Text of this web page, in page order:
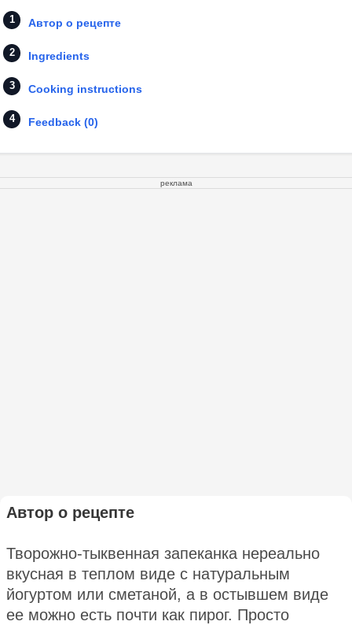
Автор о рецепте
Ingredients
Cooking instructions
Feedback (0)
реклама
Автор о рецепте
Творожно-тыквенная запеканка нереально
вкусная в теплом виде с натуральным
йогуртом или сметаной, а в остывшем виде
ее можно есть почти как пирог. Просто